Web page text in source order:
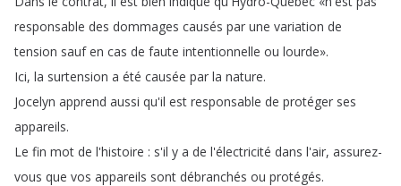
responsable des dommages causés par une variation de
tension sauf en cas de faute intentionnelle ou lourde».
Ici, la surtension a été causée par la nature.
Jocelyn apprend aussi qu'il est responsable de protéger ses
appareils.
Le fin mot de l'histoire : s'il y a de l'électricité dans l'air, assurez-
vous que vos appareils sont débranchés ou protégés.